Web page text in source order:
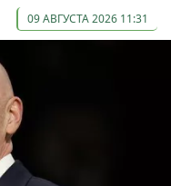
09 АВГУСТА 2026 11:31